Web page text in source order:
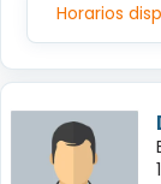
Horarios